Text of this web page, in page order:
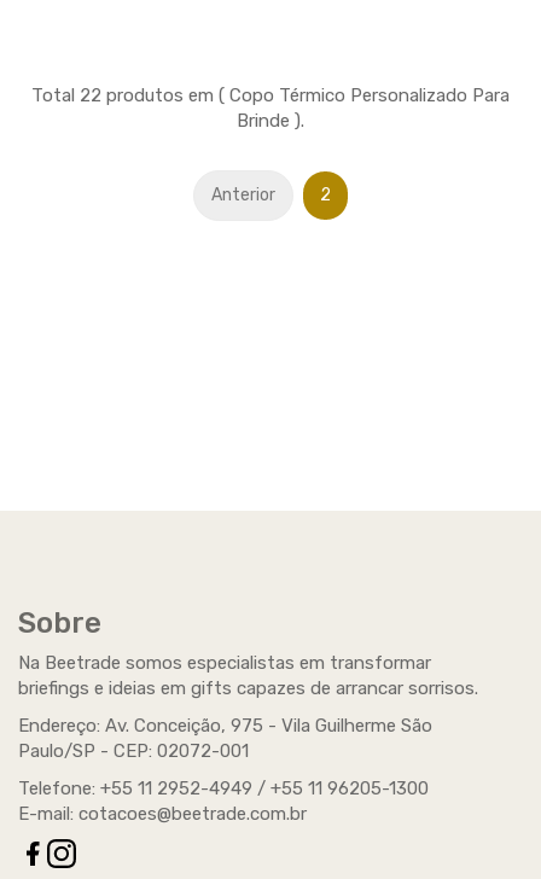
Total 22 produtos em ( Copo Térmico Personalizado Para
Brinde ).
Anterior 2
Sobre
Na Beetrade somos especialistas em transformar
briefings e ideias em gifts capazes de arrancar sorrisos.
Endereço: Av. Conceição, 975 - Vila Guilherme São
Paulo/SP - CEP: 02072-001
Telefone: +55 11 2952-4949 / +55 11 96205-1300
E-mail: cotacoes@beetrade.com.br